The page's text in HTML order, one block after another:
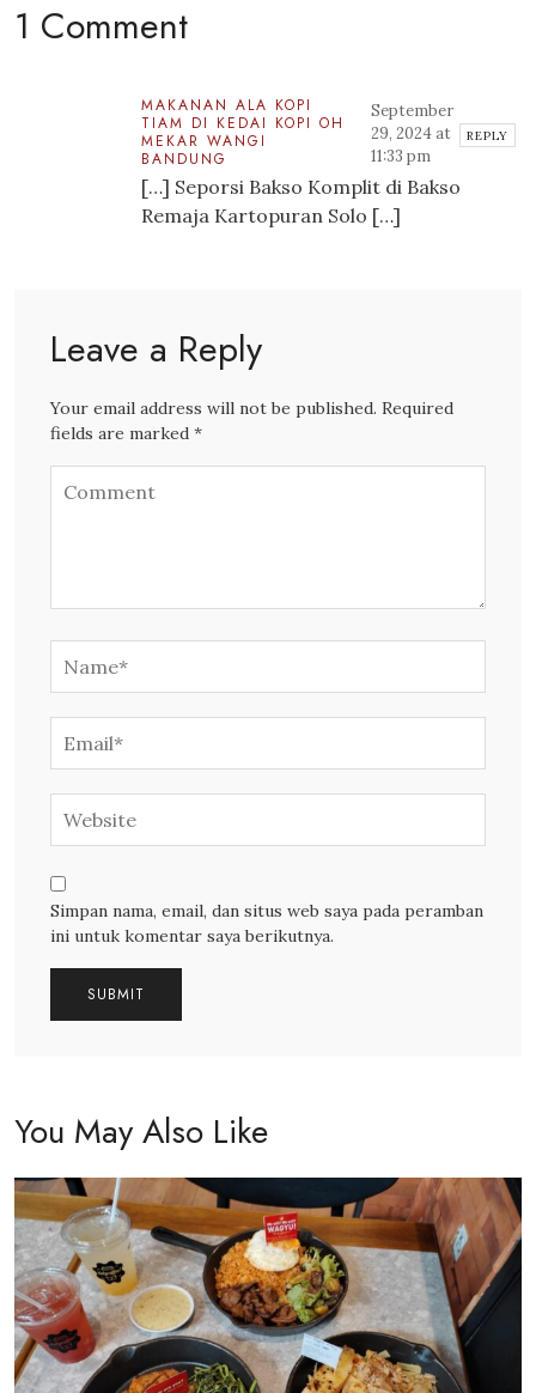
1 Comment
MAKANAN ALA KOPI
TIAM DI KEDAI KOPI OH
MEKAR WANGI
BANDUNG
September
29, 2024 at
11:33 pm
REPLY
[…] Seporsi Bakso Komplit di Bakso
Remaja Kartopuran Solo […]
Leave a Reply
Your email address will not be published. Required
fields are marked *
Simpan nama, email, dan situs web saya pada peramban
ini untuk komentar saya berikutnya.
You May Also Like